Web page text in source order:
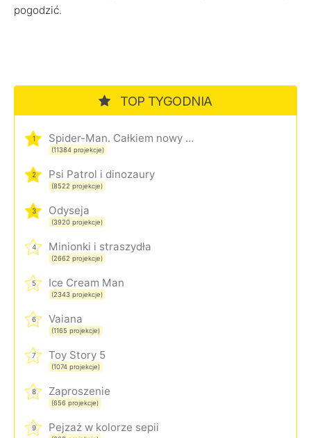
pogodzić.
TOP TYGODNIA
1 Spider-Man. Całkiem nowy dzień
(11384 projekcje)
2 Psi Patrol i dinozaury
(8522 projekcje)
3 Odyseja
(3920 projekcje)
4 Minionki i straszydła
(2662 projekcje)
5 Ice Cream Man
(2343 projekcje)
6 Vaiana
(1165 projekcje)
7 Toy Story 5
(1074 projekcje)
8 Zaproszenie
(656 projekcje)
9 Pejzaż w kolorze sepii